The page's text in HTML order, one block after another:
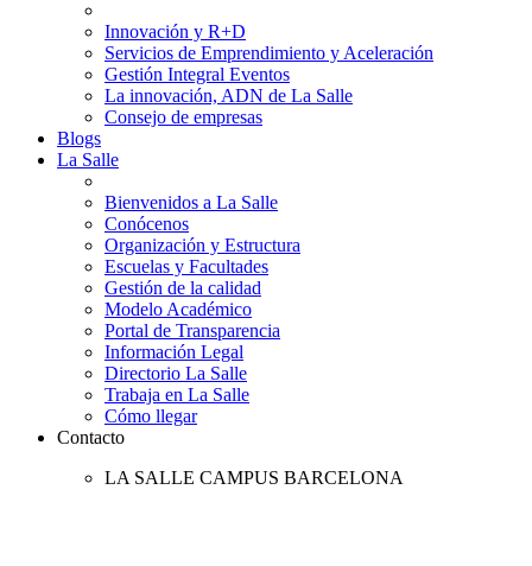
Innovación y R+D
Servicios de Emprendimiento y Aceleración
Gestión Integral Eventos
La innovación, ADN de La Salle
Consejo de empresas
Blogs
La Salle
Bienvenidos a La Salle
Conócenos
Organización y Estructura
Escuelas y Facultades
Gestión de la calidad
Modelo Académico
Portal de Transparencia
Información Legal
Directorio La Salle
Trabaja en La Salle
Cómo llegar
Contacto
LA SALLE CAMPUS BARCELONA